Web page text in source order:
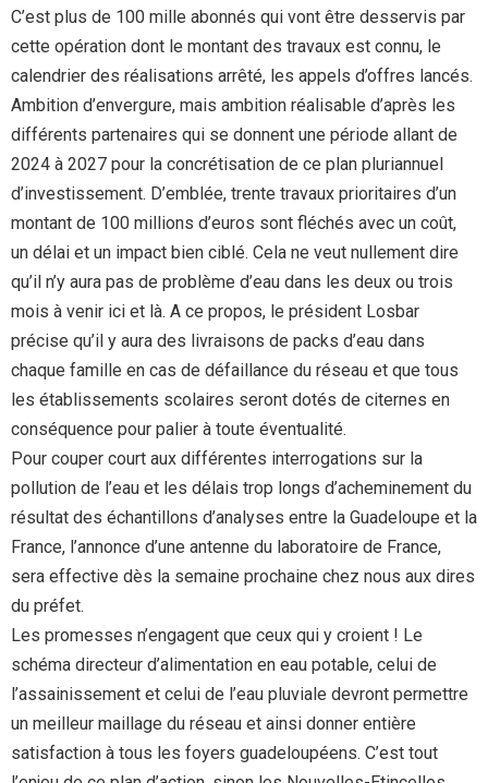
C’est plus de 100 mille abonnés qui vont être desservis par
cette opération dont le montant des travaux est connu, le
calendrier des réalisations arrêté, les appels d’offres lancés.
Ambition d’envergure, mais ambition réalisable d’après les
différents partenaires qui se donnent une période allant de
2024 à 2027 pour la concrétisation de ce plan pluriannuel
d’investissement. D’emblée, trente travaux prioritaires d’un
montant de 100 millions d’euros sont fléchés avec un coût,
un délai et un impact bien ciblé. Cela ne veut nullement dire
qu’il n’y aura pas de problème d’eau dans les deux ou trois
mois à venir ici et là. A ce propos, le président Losbar
précise qu’il y aura des livraisons de packs d’eau dans
chaque famille en cas de défaillance du réseau et que tous
les établissements scolaires seront dotés de citernes en
conséquence pour palier à toute éventualité.
Pour couper court aux différentes interrogations sur la
pollution de l’eau et les délais trop longs d’acheminement du
résultat des échantillons d’analyses entre la Guadeloupe et la
France, l’annonce d’une antenne du laboratoire de France,
sera effective dès la semaine prochaine chez nous aux dires
du préfet.
Les promesses n’engagent que ceux qui y croient ! Le
schéma directeur d’alimentation en eau potable, celui de
l’assainissement et celui de l’eau pluviale devront permettre
un meilleur maillage du réseau et ainsi donner entière
satisfaction à tous les foyers guadeloupéens. C’est tout